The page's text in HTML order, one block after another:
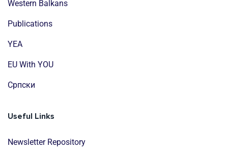
Western Balkans
Publications
YEA
EU With YOU
Cрпски
Useful Links
Newsletter Repository